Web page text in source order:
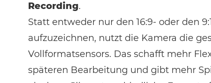
Recording.
Statt entweder nur den 16:9- oder den
aufzuzeichnen, nutzt die Kamera die
Vollformatsensors. Das schafft mehr
späteren Bearbeitung und gibt mehr